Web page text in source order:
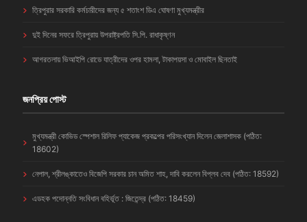
ত্রিপুরার সরকারি কর্মচারীদের জন্য ৫ শতাংশ ডিএ ঘোষণা মুখ্যমন্ত্রীর
দুই দিনের সফরে ত্রিপুরায় উপরাষ্ট্রপতি সি.পি. রাধাকৃষ্ণন
আগরতলায় ভিআইপি রোডে যাত্রীদের ওপর হামলা, টাকাপয়সা ও মোবাইল ছিনতাই
জনপ্রিয় পোস্ট
মুখ্যমন্ত্রী কোভিড স্পেশাল রিলিফ প্যাকেজ প্রকল্পের পরিসংখ্যান দিলেন জেলাশাসক (পঠিত:
18602)
নেপাল, শ্রীলঙ্কাতেও বিজেপি সরকার চান অমিত শাহ, দাবি করলেন বিপ্লব দেব (পঠিত: 18592)
এডহক পদোন্নতি সংবিধান বহির্ভূত : জিতেন্দ্র (পঠিত: 18459)